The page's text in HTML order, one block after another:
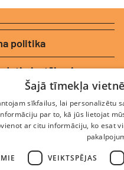
politika
jautājumi
lietošanas noteikumi
Šajā tīmekļa
sīkfailus, lai personalizētu
par to, kā jūs lietojat
ar citu informāciju, ko esat
VEIKTSPĒJAS